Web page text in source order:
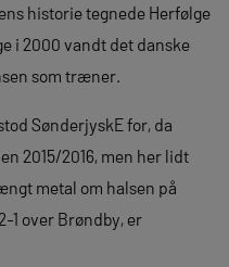
historie tegnede Herfølge
i 2000 vandt det danske
som træner.
SønderjyskE for, da
2015/2016, men her lidt
metal om halsen på
1 over Brøndby, er